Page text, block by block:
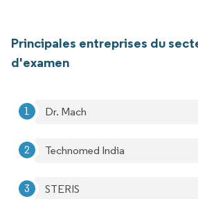
Principales entreprises du
d'examen
Dr. Mach
Technomed India
STERIS